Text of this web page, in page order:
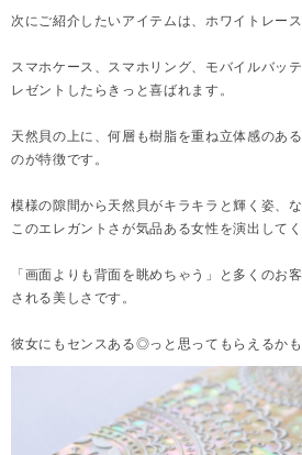
次にご紹介したいアイテムは、ホワイトレー
スマホケース、スマホリング、モバイルバッ
レゼントしたらきっと喜ばれます。
天然貝の上に、何層も樹脂を重ね立体感のあ
のが特徴です。
模様の隙間から天然貝がキラキラと輝く姿、
このエレガントさが気品ある女性を演出してく
「画面よりも背面を眺めちゃう」と多くのお
される美しさです。
彼女にもセンスある◎っと思ってもらえるかも